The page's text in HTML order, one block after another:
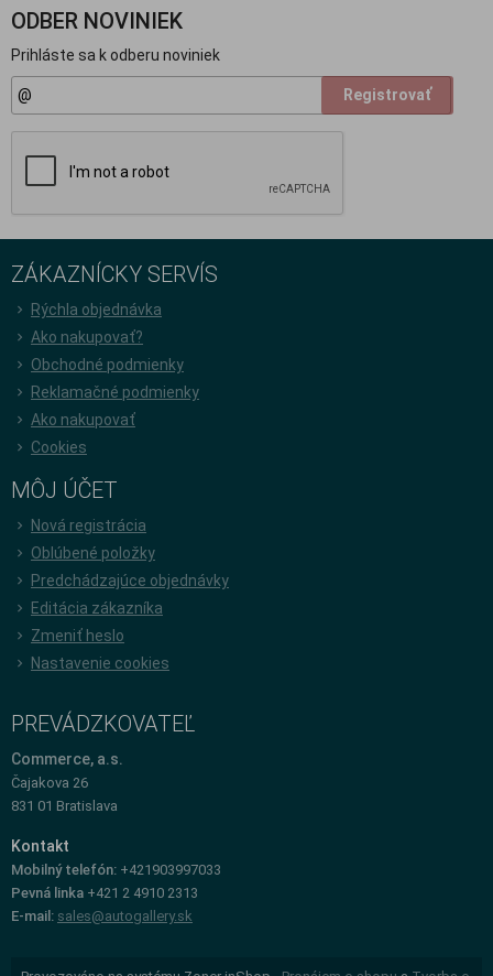
ODBER NOVINIEK
Prihláste sa k odberu noviniek
Registrovať
ZÁKAZNÍCKY SERVÍS
Rýchla objednávka
Ako nakupovať?
Obchodné podmienky
Reklamačné podmienky
Ako nakupovať
Cookies
MÔJ ÚČET
Nová registrácia
Oblúbené položky
Predchádzajúce objednávky
Editácia zákazníka
Zmeniť heslo
Nastavenie cookies
PREVÁDZKOVATEĽ
Commerce, a.s.
Čajakova 26
831 01 Bratislava
Kontakt
Mobilný telefón: +421903997033
Pevná linka +421 2 4910 2313
E-mail: sales@autogallery.sk